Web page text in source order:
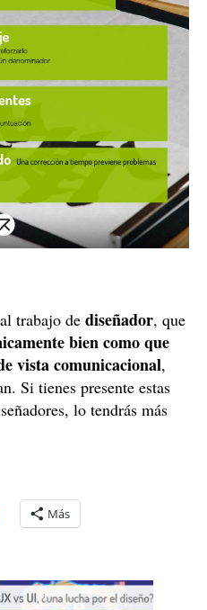
trabajo de diseñador, que
bien como que
vista comunicacional,
Si tienes presente estas
lo tendrás más
Más